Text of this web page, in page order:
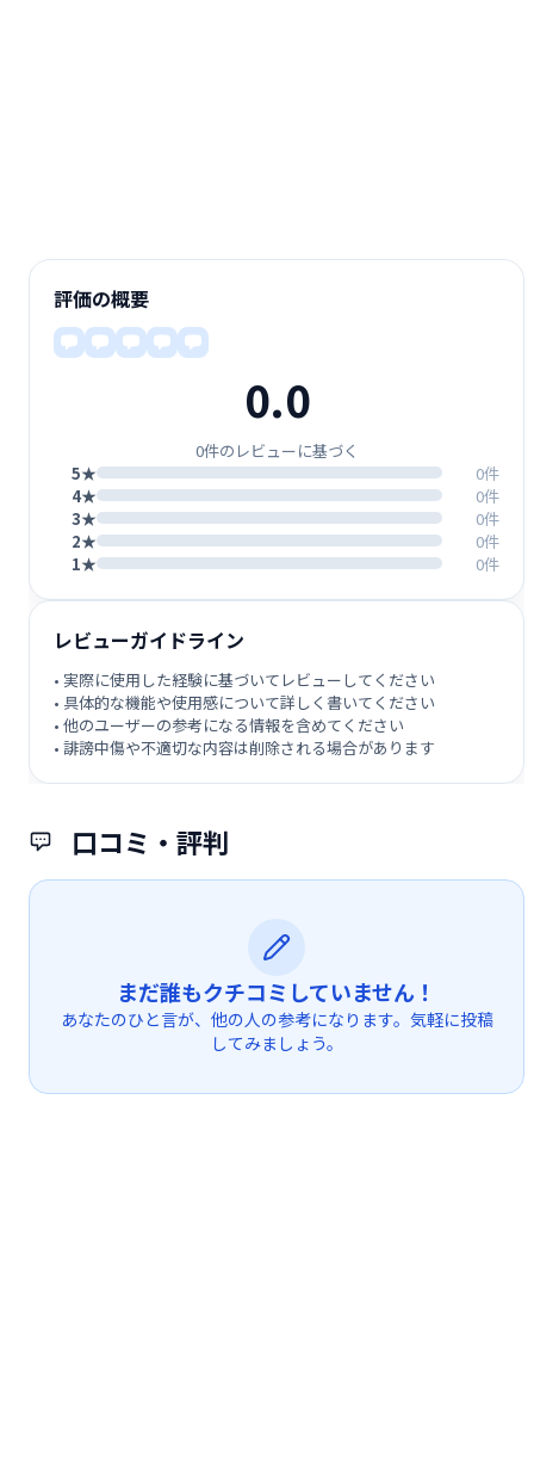
口コミ・評判
まだ誰もクチコミしていません！
あなたのひと言が、他の人の参考になります。気軽に投稿
してみましょう。
評価の概要
0.0
0件のレビューに基づく
5★
0件
4★
0件
3★
0件
2★
0件
1★
0件
レビューガイドライン
• 実際に使用した経験に基づいてレビューしてください
• 具体的な機能や使用感について詳しく書いてください
• 他のユーザーの参考になる情報を含めてください
• 誹謗中傷や不適切な内容は削除される場合があります